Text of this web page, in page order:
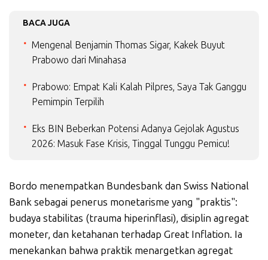
BACA JUGA
Mengenal Benjamin Thomas Sigar, Kakek Buyut
Prabowo dari Minahasa
Prabowo: Empat Kali Kalah Pilpres, Saya Tak Ganggu
Pemimpin Terpilih
Eks BIN Beberkan Potensi Adanya Gejolak Agustus
2026: Masuk Fase Krisis, Tinggal Tunggu Pemicu!
Bordo menempatkan Bundesbank dan Swiss National
Bank sebagai penerus monetarisme yang "praktis":
budaya stabilitas (trauma hiperinflasi), disiplin agregat
moneter, dan ketahanan terhadap Great Inflation. Ia
menekankan bahwa praktik menargetkan agregat